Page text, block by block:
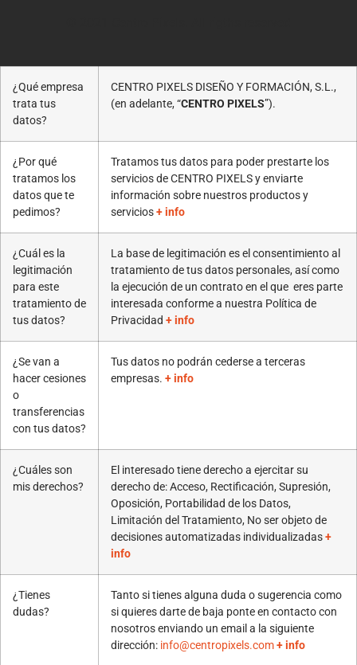
¿Qué empresa
trata tus
datos?
CENTRO PIXELS DISEÑO Y FORMACIÓN, S.L.,
(en adelante, “CENTRO PIXELS”).
¿Por qué
tratamos los
datos que te
pedimos?
Tratamos tus datos para poder prestarte los
servicios de CENTRO PIXELS y enviarte
información sobre nuestros productos y
servicios+ info
¿Cuál es la
legitimación
para este
tratamiento de
tus datos?
La base de legitimación es el consentimiento al
tratamiento de tus datos personales, así como
la ejecución de un contrato en el que eres parte
interesada conforme a nuestra Política de
Privacidad + info
¿Se van a
hacer cesiones
o
transferencias
con tus datos?
Tus datos no podrán cederse a terceras
empresas. + info
¿Cuáles son
mis derechos?
El interesado tiene derecho a ejercitar su
derecho de: Acceso, Rectificación, Supresión,
Oposición, Portabilidad de los Datos,
Limitación del Tratamiento, No ser objeto de
decisiones automatizadas individualizadas+
info
¿Tienes
dudas?
Tanto si tienes alguna duda o sugerencia como
si quieres darte de baja ponte en contacto con
nosotros enviando un email a la siguiente
dirección: info@centropixels.com+ info